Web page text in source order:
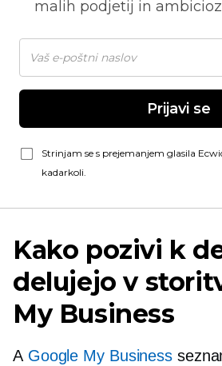
malih podjetij in
Prijavi se
Strinjam se s prejemanjem glasila
kadarkoli.
Kako pozivi k
delujejo v
My Business
A Google My Business